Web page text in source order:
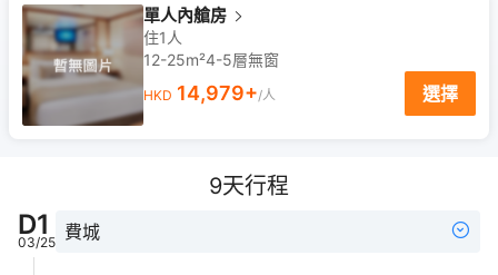
單人內艙房
住1人
12-25m²4-5層無窗
HKD 14,979+/人 選擇
9天行程
D1
03/25 費城